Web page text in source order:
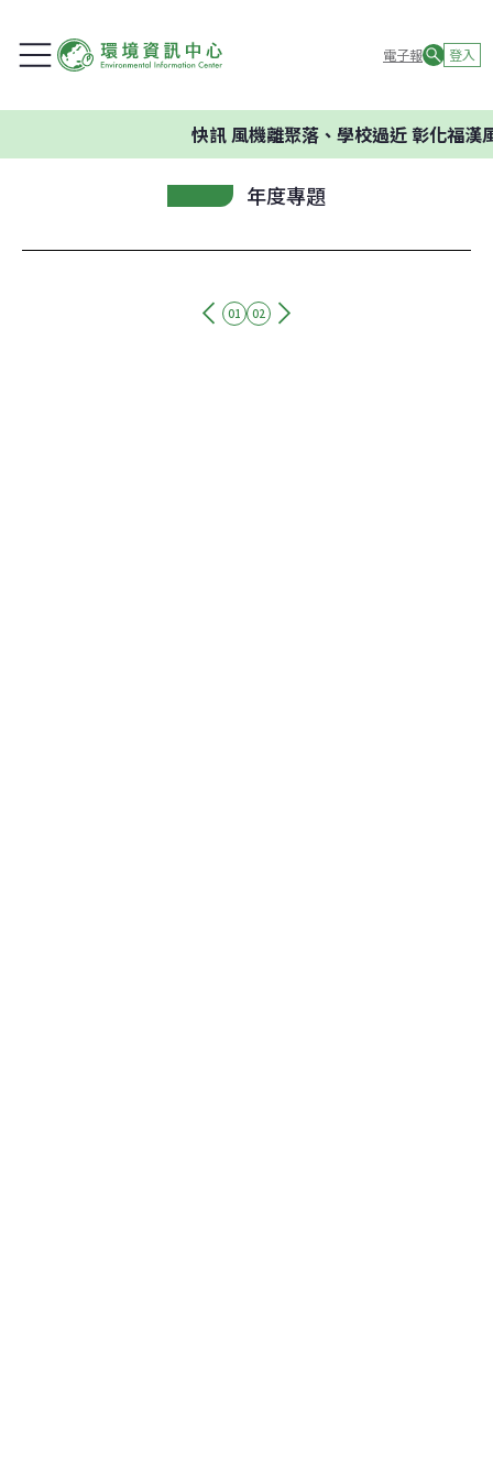
電子報 登入
快訊風機離聚落、學校過近 彰化福漢
年度專題
01 02